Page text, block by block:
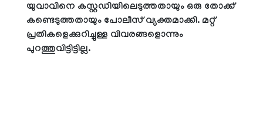
യുവാവിനെ കസ്റ്റഡിയിലെടുത്തതായും ഒരു തോക്ക്
കണ്ടെടുത്തതായും പോലീസ് വ്യക്തമാക്കി. മറ്റ്
പ്രതികളെക്കുറിച്ചുള്ള വിവരങ്ങളൊന്നും
പുറത്തുവിട്ടിട്ടില്ല.